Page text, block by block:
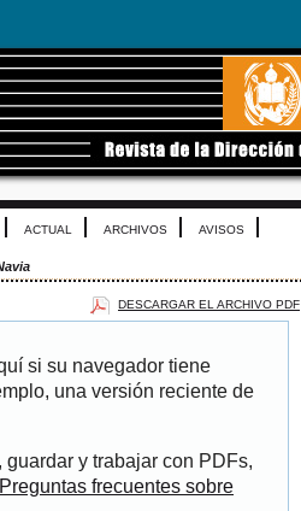
ACTUAL ARCHIVOS AVISOS
DESCARGAR EL ARCHIVO PDF
si su navegador tiene
una versión reciente de
y trabajar con PDFs,
Preguntas frecuentes sobre